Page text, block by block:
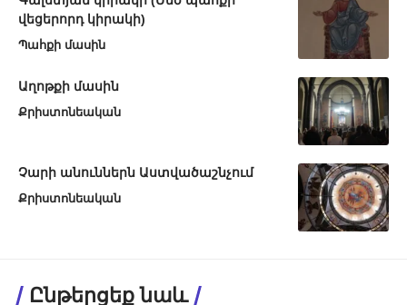
վեցերորդ կիրակի)
Պահքի մասին
Աղոթքի մասին
Քրիստոնեական
Չարի անուններն Աստվածաշնչում
Քրիստոնեական
Ընթերցեք նաև